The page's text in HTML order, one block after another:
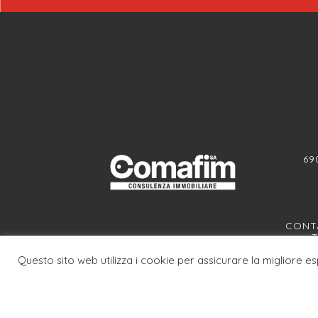
Questo sito web utilizza i cookie per assicurare la migliore